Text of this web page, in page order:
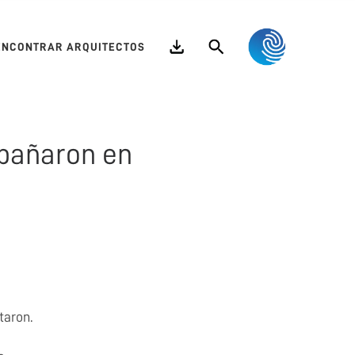
ARQUITECTOS Search
en